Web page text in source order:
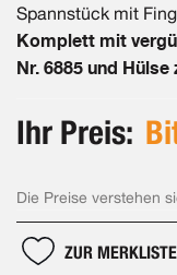
Spannstück mit
Komplett mit
Nr. 6885 und
Ihr Preis:
Die Preise verstehen
ZUR